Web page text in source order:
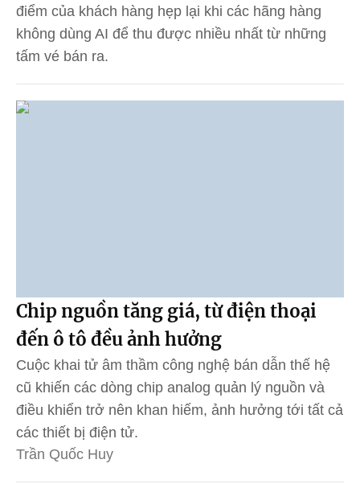
điểm của khách hàng hẹp lại khi các hãng hàng
không dùng AI để thu được nhiều nhất từ những
tấm vé bán ra.
Chip nguồn tăng giá, từ điện thoại
đến ô tô đều ảnh hưởng
Cuộc khai tử âm thầm công nghệ bán dẫn thế hệ
cũ khiến các dòng chip analog quản lý nguồn và
điều khiển trở nên khan hiếm, ảnh hưởng tới tất cả
các thiết bị điện tử.
Trần Quốc Huy